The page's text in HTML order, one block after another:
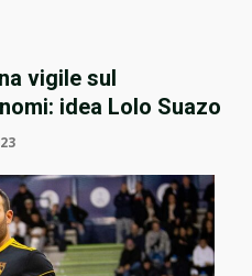
vigile sul
idea Lolo Suazo